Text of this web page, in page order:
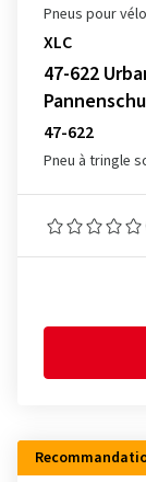
Pneus pour
XLC
47-622
47-622
Pneu à tringle